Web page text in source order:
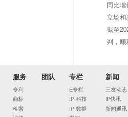
同比
立场和
截至
判，顺
服务
专利
商标
检索
团队 专栏
E专栏
IP-科技
IP-数据
新闻
三友动态
IP快讯
新闻通讯